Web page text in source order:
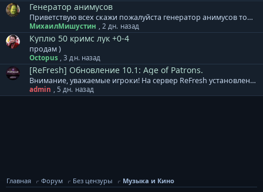
Генератор анимусов
Приветствую всех скажи пожалуйста генератор анимусов точиться модиками 1-3невежи до+3 я уже штук 30 этих модиков потратил макс до +2
МихаилМишустин , 2 дн. назад
Куплю 50 кримс лук +0-4
продам )
Octopus ,3 дн. назад
[ReFresh] Обновление 10.1: Age of Patrons.
Внимание, уважаемые игроки! На сервер ReFresh установлено дополнение к обновлению. В него вошло: + Специалистам расы Акретия теперь доступны новые гранатометы. Леон, Реликт, Кримсон. + Изменен тип атаки МАУ. Скиталец - одиночная атака, Зодчий - массовая атака. + Скорректированы награды и количество монстров в Cash версиях кампаний. Месть Аборигенов, Война за Элан, Эльфийский Переполох. + Массовое ослабление монстров в Землях Эльфов по группам. + Увеличен урон турелей 65 уровня. + Локационные квесты Этера перенесены к одному npc в центр локации. + Все оружие Леона выведено в отдельные модели, добавлены свечения для уникального внешнего вида. База знаний сервера ReFresh - ссылка. Готовый клиент игры для сервера ReFresh: Клиент на | Клиент на | Клиент на | Клиент на нашем сервере
admin , 5 дн. назад
Главная Форум Без цензуры Музыка и Кино